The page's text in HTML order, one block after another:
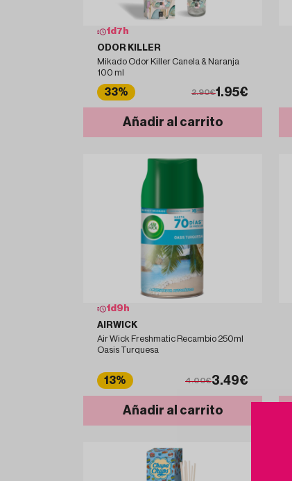
1 d 7 h
ODOR KILLER
Mikado Odor Killer Canela & Naranja
100 ml
33% 2.90€1.95€
Añadir al carrito
1 d 9 h
AIRWICK
Air Wick Freshmatic Recambio 250ml
Oasis Turquesa
13% 4.00€3.49€
Añadir al carrito